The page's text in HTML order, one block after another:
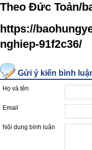
Theo Đức Toản/
https://
nghiep-91f2c36/
Gửi ý kiến bình
Họ và tên
Email
Nội dung bình luận